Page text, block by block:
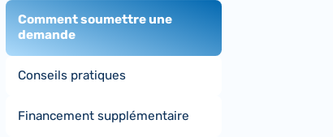
Comment soumettre une
demande
Conseils pratiques
Financement supplémentaire